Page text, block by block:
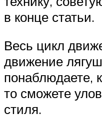
в конце статьи.
Весь цикл
движение
понаблюдаете,
то сможете
стиля.